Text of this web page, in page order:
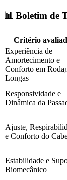
📊 Boletim de
Critério
Experiência de
Amortecimento e
Conforto em
Longas
Responsividade e
Dinâmica da
Ajuste,
e Conforto do
Estabilidade e
Biomecânico